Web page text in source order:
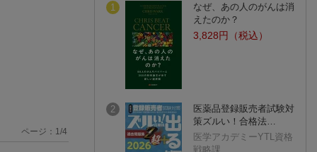
ページ： 1 /4
1
なぜ、あの人のがんは消
えたのか？
3,828円（税込）
2
医薬品登録販売者試験対
策ズルい！合格法…
医学アカデミーYTL資格
戦略課